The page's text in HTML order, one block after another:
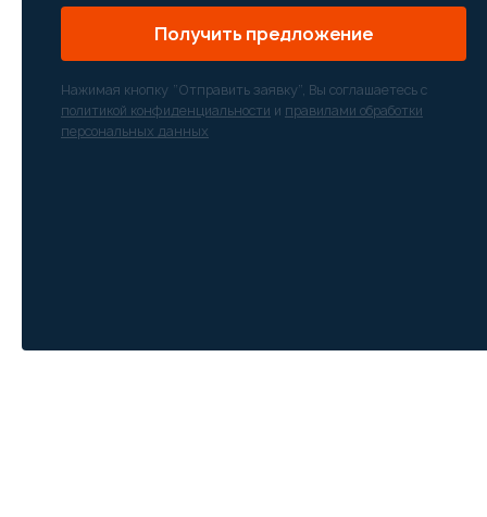
Получить предложение
Нажимая кнопку “Отправить заявку”, Вы соглашаетесь с
политикой конфиденциальности и правилами обработки
персональных данных